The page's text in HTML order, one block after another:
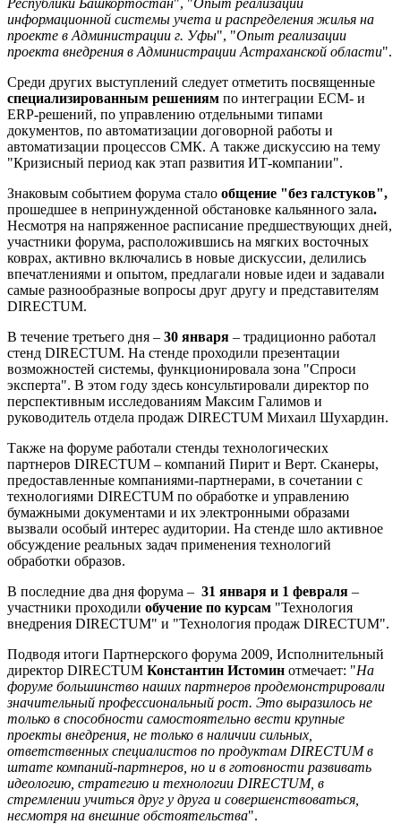
информационной системы учета и распределения жилья на
проекте в Администрации г. Уфы", "Опыт реализации
проекта внедрения в Администрации Астраханской области".
Среди других выступлений следует отметить посвященные
специализированным решениям по интеграции ECM- и
ERP-решений, по управлению отдельными типами
документов, по автоматизации договорной работы и
автоматизации процессов СМК. А также дискуссию на тему
"Кризисный период как этап развития ИТ-компании".
Знаковым событием форума стало общение "без галстуков",
прошедшее в непринужденной обстановке кальянного зала.
Несмотря на напряженное расписание предшествующих дней,
участники форума, расположившись на мягких восточных
коврах, активно включались в новые дискуссии, делились
впечатлениями и опытом, предлагали новые идеи и задавали
самые разнообразные вопросы друг другу и представителям
DIRECTUM.
В течение третьего дня – 30 января – традиционно работал
стенд DIRECTUM. На стенде проходили презентации
возможностей системы, функционировала зона "Спроси
эксперта". В этом году здесь консультировали директор по
перспективным исследованиям Максим Галимов и
руководитель отдела продаж DIRECTUM Михаил Шухардин.
Также на форуме работали стенды технологических
партнеров DIRECTUM – компаний Пирит и Верт. Сканеры,
предоставленные компаниями-партнерами, в сочетании с
технологиями DIRECTUM по обработке и управлению
бумажными документами и их электронными образами
вызвали особый интерес аудитории. На стенде шло активное
обсуждение реальных задач применения технологий
обработки образов.
В последние два дня форума – 31 января и 1 февраля –
участники проходили обучение по курсам "Технология
внедрения DIRECTUM" и "Технология продаж DIRECTUM".
Подводя итоги Партнерского форума 2009, Исполнительный
директор DIRECTUM Константин Истомин отмечает: "На
форуме большинство наших партнеров продемонстрировали
значительный профессиональный рост. Это выразилось не
только в способности самостоятельно вести крупные
проекты внедрения, не только в наличии сильных,
ответственных специалистов по продуктам DIRECTUM в
штате компаний-партнеров, но и в готовности развивать
идеологию, стратегию и технологии DIRECTUM, в
стремлении учиться друг у друга и совершенствоваться,
несмотря на внешние обстоятельства".